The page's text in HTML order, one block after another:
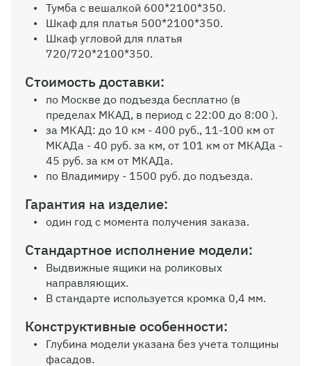
Выбрать
Ручки
Петля с доводчиком
Тумба с вешалкой 600*2100*350.
Шкаф для платья 500*2100*350.
Шкаф угловой для платья
720/720*2100*350.
Стоимость доставки:
по Москве до подъезда бесплатно (в
пределах МКАД, в период с 22:00 до 8:00 ).
за МКАД: до 10 км - 400 руб., 11-100 км от
МКАДа - 40 руб. за км, от 101 км от МКАДа -
45 руб. за км от МКАДа.
по Владимиру - 1500 руб. до подъезда.
Гарантия на изделие:
один год с момента получения заказа.
Стандартное исполнение модели:
Выдвижные ящики на роликовых
направляющих.
В стандарте используется кромка 0,4 мм.
Конструктивные особенности:
Глубина модели указана без учета толщины
фасадов.